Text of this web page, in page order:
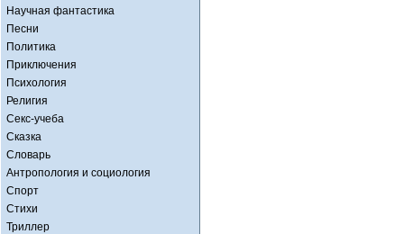
Научная фантастика
Песни
Политика
Приключения
Психология
Религия
Секс-учеба
Сказка
Словарь
Антропология и социология
Спорт
Стихи
Триллер